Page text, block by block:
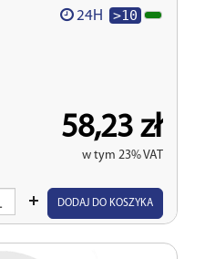
24H >10
58,23 zł
w tym 23% VAT
DODAJ DO KOSZYKA